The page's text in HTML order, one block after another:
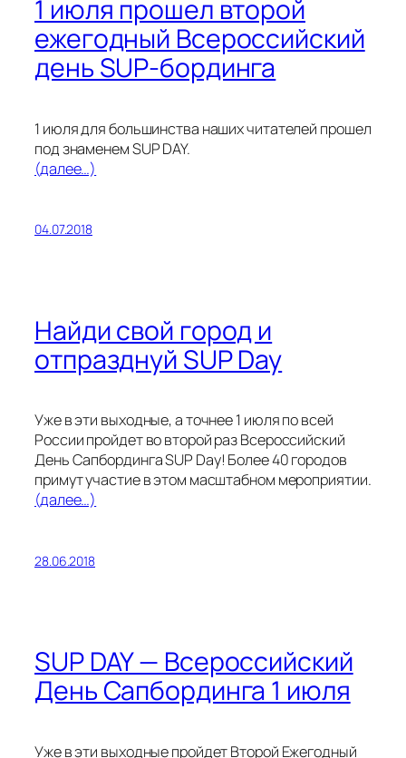
1 июля прошел второй
ежегодный Всероссийский
день SUP-бординга
1 июля для большинства наших читателей прошел
под знаменем SUP DAY.
(далее…)
04.07.2018
Найди свой город и
отпразднуй SUP Day
Уже в эти выходные, а точнее 1 июля по всей
России пройдет во второй раз Всероссийский
День Сапбординга SUP Day! Более 40 городов
примут участие в этом масштабном мероприятии.
(далее…)
28.06.2018
SUP DAY — Всероссийский
День Сапбординга 1 июля
Уже в эти выходные пройдет Второй Ежегодный